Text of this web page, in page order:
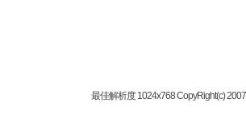
最佳解析度 1024x768 CopyRight(c)